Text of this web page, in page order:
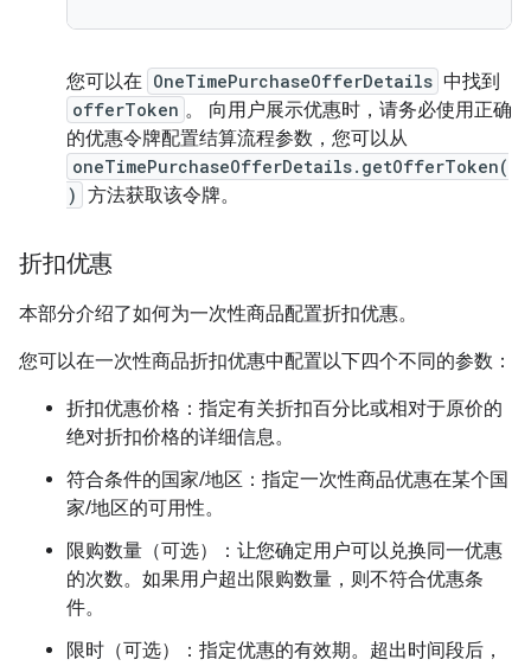
您可以在 OneTimePurchaseOfferDetails 中找到
offerToken 。 向用户展示优惠时，请务必使用正确
的优惠令牌配置结算流程参数，您可以从
oneTimePurchaseOfferDetails.getOfferToken(
) 方法获取该令牌。
折扣优惠
本部分介绍了如何为一次性商品配置折扣优惠。
您可以在一次性商品折扣优惠中配置以下四个不同的参数：
折扣优惠价格：指定有关折扣百分比或相对于原价的
绝对折扣价格的详细信息。
符合条件的国家/地区：指定一次性商品优惠在某个国
家/地区的可用性。
限购数量（可选）：让您确定用户可以兑换同一优惠
的次数。如果用户超出限购数量，则不符合优惠条
件。
限时（可选）：指定优惠的有效期。超出时间段后，